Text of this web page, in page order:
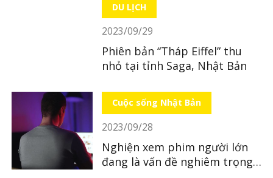
DU LỊCH
2023/09/29
Phiên bản “Tháp Eiffel” thu
nhỏ tại tỉnh Saga, Nhật Bản
Cuộc sống Nhật Bản
2023/09/28
Nghiện xem phim người lớn
đang là vấn đề nghiêm trọng